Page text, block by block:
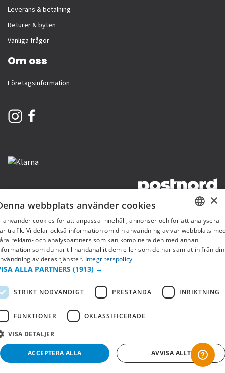
Leverans & betalning
Returer & byten
Vanliga frågor
Om oss
Företagsinformation
Copyright © 2019 This site is Licensed to 377 Sport AB IntegritetspolicyCookies
SWEDISH
FI
×
webbplats använder cookies
använder cookies för att anpassa innehåll, annonser och för att analysera
trafik. Vi delar också information om din användning av vår webbplats
reklam- och analyspartners som kan kombinera den med annan
som du har tillhandahållit dem eller som de har samlat in från din
av deras tjänster. Integritetspolicy
ALLA PARTNERS (1913) →
STRIKT NÖDVÄNDIGT PRESTANDA INRIKTNING
FUNKTIONER OKLASSIFICERADE
VISA DETALJER
ACCEPTERA ALLA AVVISA ALLT